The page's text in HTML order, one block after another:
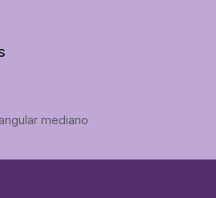
mediano